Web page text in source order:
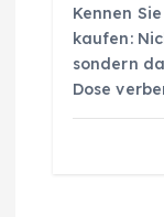
Kennen
kaufen:
sondern
Dose